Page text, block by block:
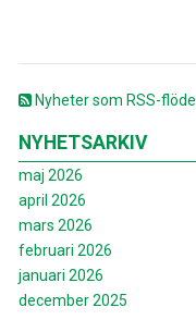
Nyheter som RSS-flöde
NYHETSARKIV
maj 2026
april 2026
mars 2026
februari 2026
januari 2026
december 2025